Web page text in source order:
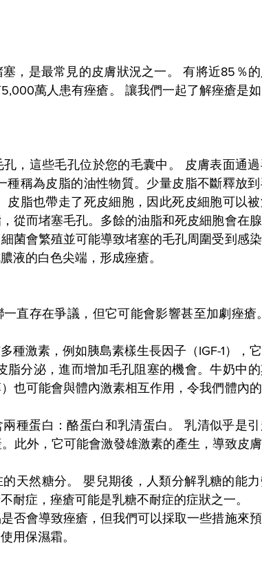
，是最常見的皮膚狀況之一。 有將近85％
萬人患有痤瘡。 讓我們一起了解痤瘡是
，這些毛孔位於您的毛囊中。 皮膚表面通
種稱為皮脂的油性物質。少量皮脂不斷釋放
皮脂也帶走了死皮細胞，因此死皮細胞可以
從而堵塞毛孔。多餘的油脂和死皮細胞會在
菌會繁殖並可能導致堵塞的毛孔周圍受到感
液的白色尖端，形成痤瘡。
直存在爭議，但它可能會影響甚至加劇痤瘡
種激素，例如胰島素樣生長因子（IGF-1），
脂分泌，進而增加毛孔阻塞的機會。牛奶中
也可能會與體內激素相互作用，令我們體內
種蛋白：酪蛋白和乳清蛋白。 乳清似乎是
。此外，它可能會激發雄激素的產生，導致皮
天然糖分。 嬰兒期後，人類分解乳糖的能
耐症，痤瘡可能是乳糖不耐症的症狀之一。
否會導致痤瘡，但我們可以採取一些措施來
用保濕霜。